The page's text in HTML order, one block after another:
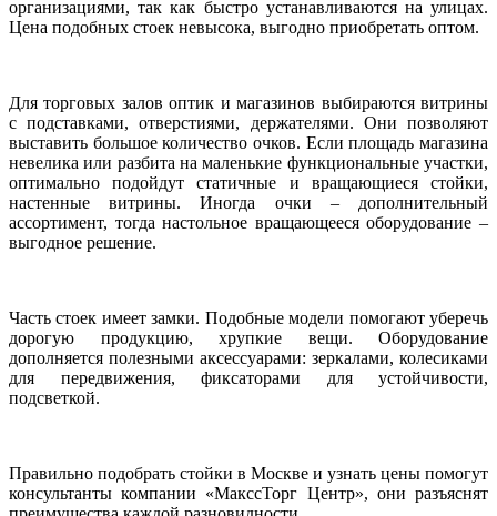
организациями, так как быстро устанавливаются на улицах.
Цена подобных стоек невысока, выгодно приобретать оптом.
Для торговых залов оптик и магазинов выбираются витрины
с подставками, отверстиями, держателями. Они позволяют
выставить большое количество очков. Если площадь магазина
невелика или разбита на маленькие функциональные участки,
оптимально подойдут статичные и вращающиеся стойки,
настенные витрины. Иногда очки – дополнительный
ассортимент, тогда настольное вращающееся оборудование –
выгодное решение.
Часть стоек имеет замки. Подобные модели помогают уберечь
дорогую продукцию, хрупкие вещи. Оборудование
дополняется полезными аксессуарами: зеркалами, колесиками
для передвижения, фиксаторами для устойчивости,
подсветкой.
Правильно подобрать стойки в Москве и узнать цены помогут
консультанты компании «МакссТорг Центр», они разъяснят